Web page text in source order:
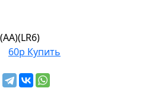
(AA)(LR6)
60р Купить